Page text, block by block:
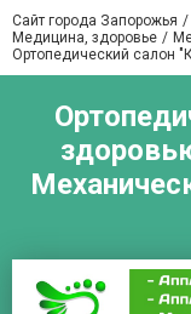
Сайт города Запорожья
Медицина, здоровье
Ортопедический салон